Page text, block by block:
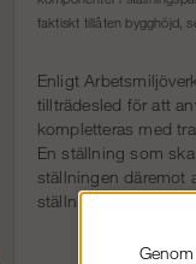
faktiskt tillåten bygghöjd,
Enligt
tillträdesled för att
kompletteras med
En ställning som
ställningen däremot
ställningsbyggare.